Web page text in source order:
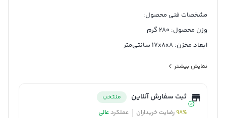
مشخصات فنی محصول:
وزن محصول: 280 گرم
ابعاد مخزن: 17x8x8 سانتی‌متر
نمایش بیشتر
ثبت سفارش آنلاین
منتخب
98%رضایت خریداران عملکردعالی